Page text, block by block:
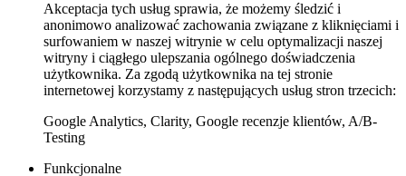
Akceptacja tych usług sprawia, że możemy śledzić i
anonimowo analizować zachowania związane z kliknięciami i
surfowaniem w naszej witrynie w celu optymalizacji naszej
witryny i ciągłego ulepszania ogólnego doświadczenia
użytkownika. Za zgodą użytkownika na tej stronie
internetowej korzystamy z następujących usług stron trzecich:
Google Analytics, Clarity, Google recenzje klientów, A/B-
Testing
Funkcjonalne